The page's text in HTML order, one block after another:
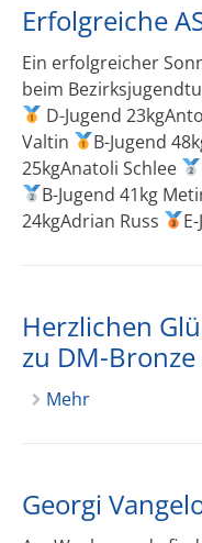
Erfolgreiche
Ein erfolgreicher
beim
D-Jugend
Valtin
B-Jugend
25kgAnatoli Schlee
B-Jugend 41kg
24kgAdrian Russ
Herzlichen
zu DM-Bronze
Mehr
Georgi